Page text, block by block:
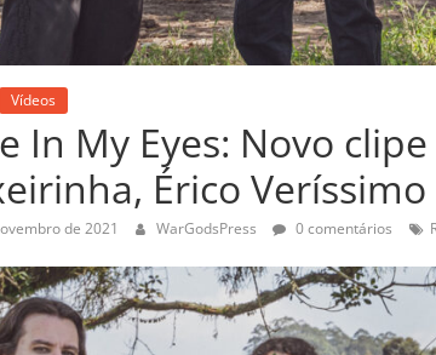
Vídeos
In My Eyes: Novo
Érico
de 2021 WarGodsPress 0 comentários